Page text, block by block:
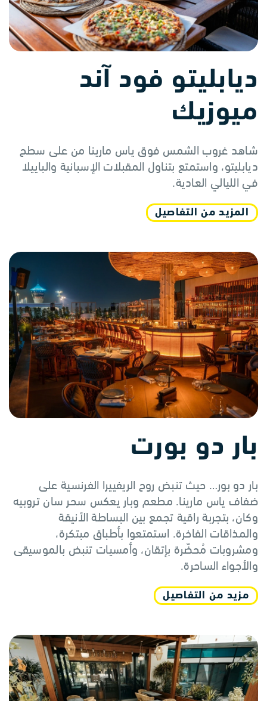
ديابليتو فود آند
ميوزيك
شاهد غروب الشمس فوق ياس مارينا من على سطح
ديابليتو، واستمتع بتناول المقبلات الإسبانية والباييلا
في الليالي العادية.
المزيد من التفاصيل
بار دو بورت
بار دو بور… حيث تنبض روح الريفييرا الفرنسية على
ضفاف ياس مارينا. مطعم وبار يعكس سحر سان تروبيه
وكان، بتجربة راقية تجمع بين البساطة الأنيقة
والمذاقات الفاخرة. استمتعوا بأطباق مبتكرة،
ومشروبات مُحضّرة بإتقان، وأمسيات تنبض بالموسيقى
والأجواء الساحرة.
مزيد من التفاصيل